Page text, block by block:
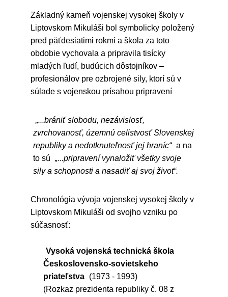
Základný kameň vojenskej vysokej školy v
Liptovskom Mikuláši bol symbolicky položený
pred päťdesiatimi rokmi a škola za toto
obdobie vychovala a pripravila tisícky
mladých ľudí, budúcich dôstojníkov –
profesionálov pre ozbrojené sily, ktorí sú v
súlade s vojenskou prísahou pripravení
„...brániť slobodu, nezávislosť,
zvrchovanosť, územnú celistvosť Slovenskej
republiky a nedotknuteľnosť jej hraníc“ a na
to sú „...pripravení vynaložiť všetky svoje
sily a schopnosti a nasadiť aj svoj život“.
Chronológia vývoja vojenskej vysokej školy v
Liptovskom Mikuláši od svojho vzniku po
súčasnosť:
Vysoká vojenská technická škola
Československo-sovietskeho
priateľstva (1973 - 1993)
(Rozkaz prezidenta republiky č. 08 z